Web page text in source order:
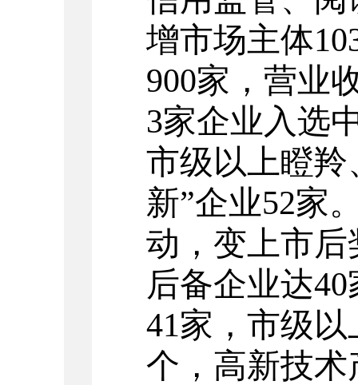
增市场主体
900家，营业
3家企业入选
市级以上瞪羚
新”企业52家
动，变上市
后备企业达40
41家，市级
个，高新技